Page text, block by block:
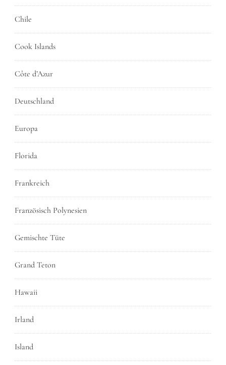
Chile
Cook Islands
Côte d’Azur
Deutschland
Europa
Florida
Frankreich
Französisch Polynesien
Gemischte Tüte
Grand Teton
Hawaii
Irland
Island